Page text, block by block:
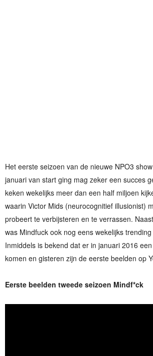
Het eerste seizoen van de nieuwe NPO3
januari van start ging mag zeker een succes
keken wekelijks meer dan een half miljoen
waarin Victor Mids (neurocognitief illusionist)
probeert te verbijsteren en te verrassen.
was Mindfuck ook nog eens wekelijks
Inmiddels is bekend dat er in januari 2016
komen en gisteren zijn de eerste beelden op
Eerste beelden tweede seizoen Mindf*ck